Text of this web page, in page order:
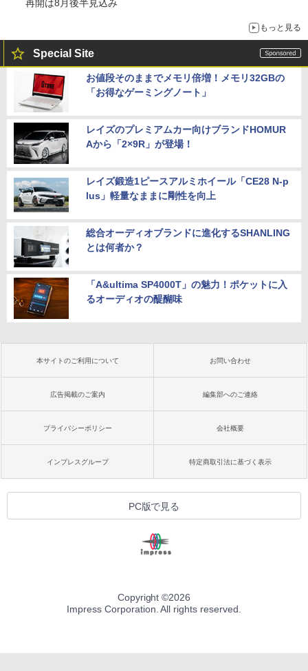
再開は8月後半見込み
もっと見る
Special Site
お値段そのままでメモリ倍増！メモリ32GBの
「お得なゲーミングノート」
レイズのプレミアムカー向けブランドHOMUR
Aから「2×9R」が登場！
レイズ鍛造1ピースアルミホイール「CE28 N-p
lus」軽量なままに剛性を向上
総合オーディオブランドに進化するSHANLING
とは何者か？
「A&ultima SP4000T」の魅力！ポケットに入
るオーディオの醍醐味
本サイトのご利用について お問い合わせ
広告掲載のご案内 編集部へのご連絡
プライバシーポリシー 会社概要
インプレスグループ 特定商取引法に基づく表示
PC版で見る
Copyright ©2026
Impress Corporation. All rights reserved.